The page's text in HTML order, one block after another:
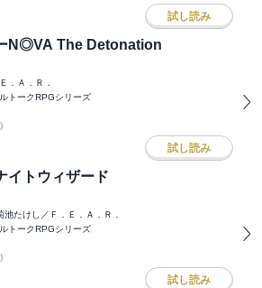
試し読み
N◎VA The Detonation
．Ａ．Ｒ．
トークRPGシリーズ
試し読み
イトウィザード
たけし／Ｆ．Ｅ．Ａ．Ｒ．
トークRPGシリーズ
試し読み